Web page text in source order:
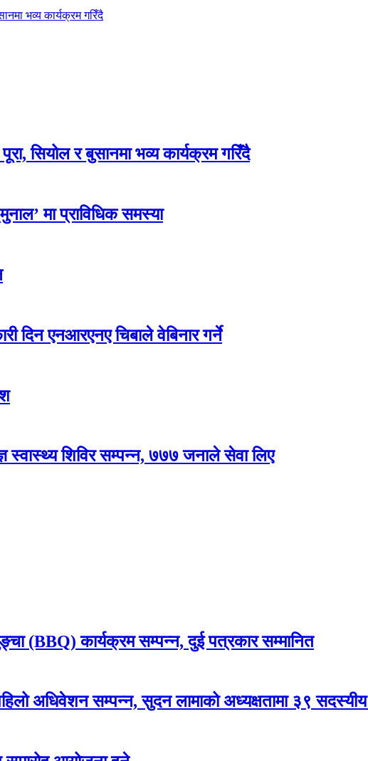
भव्य कार्यक्रम गरिँदै
पूरा, सियोल र बुसानमा भव्य कार्यक्रम गरिँदै
मा प्राविधिक समस्या
दिन एनआरएनए चिबाले वेबिनार गर्ने
स्वास्थ्य शिविर सम्पन्न, ७७७ जनाले सेवा लिए
(BBQ) कार्यक्रम सम्पन्न, दुई पत्रकार सम्मानित
अधिवेशन सम्पन्न, सुदन लामाको अध्यक्षतामा ३९ सदस्यीय